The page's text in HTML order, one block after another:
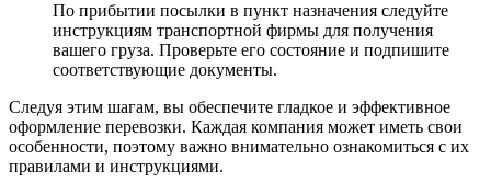
По прибытии посылки в пункт назначения следуйте
инструкциям транспортной фирмы для получения
вашего груза. Проверьте его состояние и подпишите
соответствующие документы.
Следуя этим шагам, вы обеспечите гладкое и эффективное
оформление перевозки. Каждая компания может иметь свои
особенности, поэтому важно внимательно ознакомиться с их
правилами и инструкциями.